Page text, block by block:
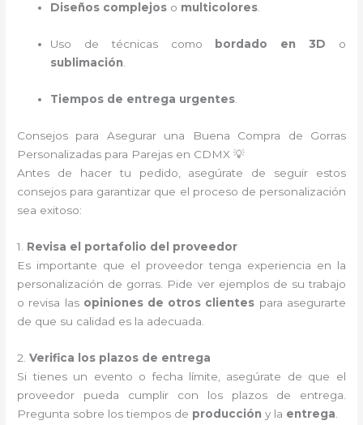
Diseños complejos o multicolores.
Uso de técnicas como bordado en 3D o
sublimación.
Tiempos de entrega urgentes
Consejos para Asegurar una Buena Compra de Gorras
Personalizadas para Parejas en CDMX 💡
Antes de hacer tu pedido, asegúrate de seguir estos
consejos para garantizar que el proceso de personalización
sea exitoso:
1. Revisa el portafolio del proveedor
Es importante que el proveedor tenga experiencia en la
personalización de gorras. Pide ver ejemplos de su trabajo
o revisa las opiniones de otros clientes para asegurarte
de que su calidad es la adecuada.
2.Verifica los plazos de entrega
Si tienes un evento o fecha límite, asegúrate de que el
proveedor pueda cumplir con los plazos de entrega.
Pregunta sobre los tiempos de producción y la entrega